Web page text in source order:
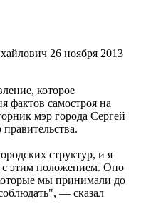
26 ноября 2013
которое
фактов самостроя на
мэр города Сергей
структур, и я
с этим положением. Оно
мы принимали до
— сказал